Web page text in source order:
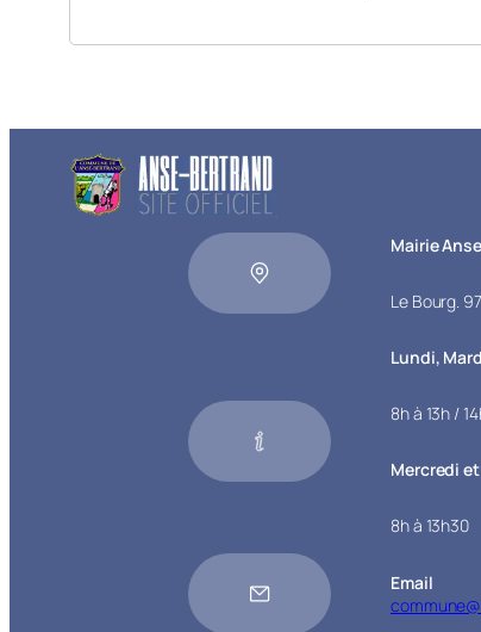
Mairie
Le Bourg.
Lundi,
8h à 13h /
Mercredi
8h à 13h30
Email